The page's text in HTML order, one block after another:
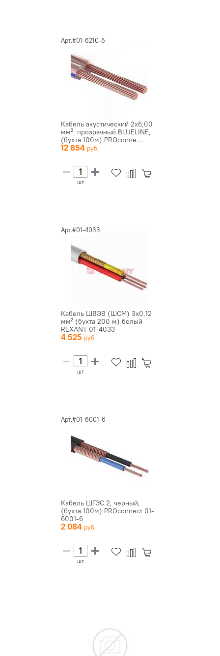
Арт.#01-6210-6
Кaбель акустический 2х6,00
мм², прозрачный BLUELINE,
(бухта 100м) PROconne...
12 854
шт
Арт.#01-4033
Кабель ШВЭВ (ШСМ) 3x0,12
мм² (бухта 200 м) белый
REXANT 01-4033
4 525
шт
Арт.#01-6001-6
Кабель ШГЭС 2, черный,
(бухта 100м) PROconnect 01-
6001-6
2 084
шт